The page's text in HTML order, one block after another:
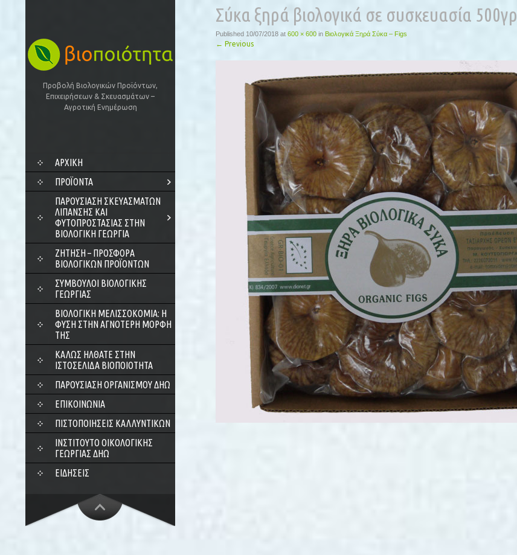
Προβολή Βιολογικών Προϊόντων,
Επιχειρήσεων & Σκευασμάτων –
Αγροτική Ενημέρωση
SKIP
CONTENT
ΑΡΧΙΚΗ
ΠΡΟΪΌΝΤΑ
ΠΑΡΟΥΣΊΑΣΗ ΣΚΕΥΑΣΜΆΤΩΝ
ΛΊΠΑΝΣΗΣ ΚΑΙ
ΦΥΤΟΠΡΟΣΤΑΣΊΑΣ ΣΤΗΝ
ΒΙΟΛΟΓΙΚΉ ΓΕΩΡΓΊΑ
ΖΗΤΗΣΗ – ΠΡΟΣΦΟΡΑ
ΒΙΟΛΟΓΙΚΩΝ ΠΡΟΪΟΝΤΩΝ
ΣΎΜΒΟΥΛΟΙ ΒΙΟΛΟΓΙΚΉΣ
ΓΕΩΡΓΊΑΣ
ΒΙΟΛΟΓΙΚΉ ΜΕΛΙΣΣΟΚΟΜΊΑ: Η
ΦΎΣΗ ΣΤΗΝ ΑΓΝΌΤΕΡΗ ΜΟΡΦΉ
ΤΗΣ
ΚΑΛΏΣ ΉΛΘΑΤΕ ΣΤΗΝ
ΙΣΤΟΣΕΛΊΔΑ ΒΙΟΠΟΙΌΤΗΤΑ
ΠΑΡΟΥΣΊΑΣΗ ΟΡΓΑΝΙΣΜΟΎ ΔΗΩ
ΕΠΙΚΟΙΝΩΝΊΑ
ΠΙΣΤΟΠΟΙΉΣΕΙΣ ΚΑΛΛΥΝΤΙΚΏΝ
ΙΝΣΤΙΤΟΎΤΟ ΟΙΚΟΛΟΓΙΚΉΣ
ΓΕΩΡΓΊΑΣ ΔΗΩ
ΕΙΔΉΣΕΙΣ
Σύκα ξηρά βιολογικά σε συσκευασία 500γρ
Published 10/07/2018 at 600 × 600 in Βιολογικά Ξηρά Σύκα – Figs
← Previous